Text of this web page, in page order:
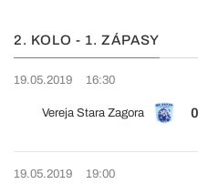
2. KOLO - 1. ZÁPASY
19.05.2019 16:30
Vereja Stara Zagora
19.05.2019 19:00